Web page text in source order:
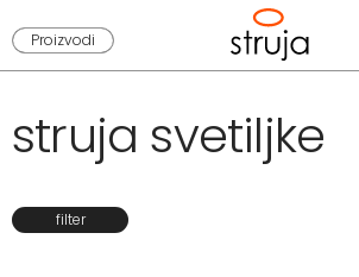
Proizvodi
struja svetiljke
filter